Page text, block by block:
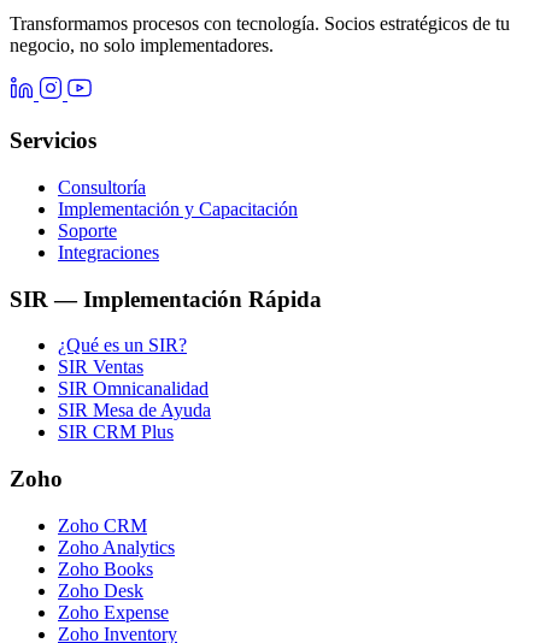
Transformamos procesos con tecnología. Socios estratégicos de tu
negocio, no solo implementadores.
Servicios
Consultoría
Implementación y Capacitación
Soporte
Integraciones
SIR — Implementación Rápida
¿Qué es un SIR?
SIR Ventas
SIR Omnicanalidad
SIR Mesa de Ayuda
SIR CRM Plus
Zoho
Zoho CRM
Zoho Analytics
Zoho Books
Zoho Desk
Zoho Expense
Zoho Inventory